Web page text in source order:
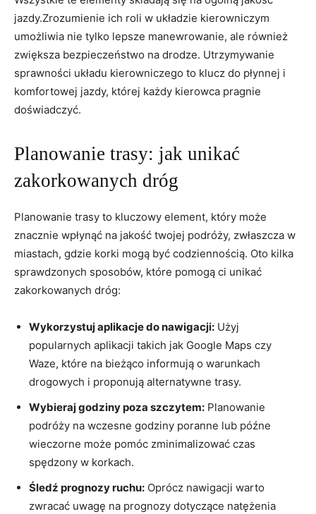
jazdy.Zrozumienie ich roli w układzie kierowniczym
umożliwia nie tylko lepsze manewrowanie, ale również
zwiększa bezpieczeństwo na drodze. Utrzymywanie
sprawności układu kierowniczego to klucz do płynnej i
komfortowej jazdy, której każdy kierowca pragnie
doświadczyć.
Planowanie trasy: jak unikać
zakorkowanych dróg
Planowanie trasy to kluczowy element, który może
znacznie wpłynąć na jakość twojej podróży, zwłaszcza w
miastach, gdzie korki mogą być codziennością. Oto kilka
sprawdzonych sposobów, które pomogą ci unikać
zakorkowanych dróg:
Wykorzystuj aplikacje do nawigacji: Użyj
popularnych aplikacji takich jak Google Maps czy
Waze, które na bieżąco informują o warunkach
drogowych i proponują alternatywne trasy.
Wybieraj godziny poza szczytem: Planowanie
podróży na wczesne godziny poranne lub późne
wieczorne może pomóc zminimalizować czas
spędzony w korkach.
Śledź prognozy ruchu: Oprócz nawigacji warto
zwracać uwagę na prognozy dotyczące natężenia